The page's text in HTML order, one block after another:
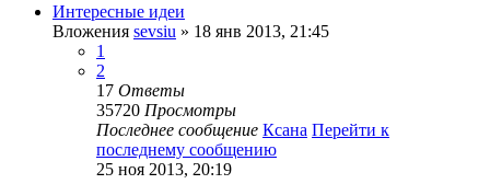
Интересные идеи
Вложения sevsiu » 18 янв 2013, 21:45
1
2
17 Ответы
35720 Просмотры
Последнее сообщение Ксана Перейти к
последнему сообщению
25 ноя 2013, 20:19